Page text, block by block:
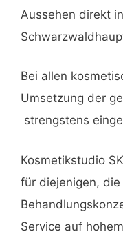
Aussehen direkt
Bei allen
Umsetzung der
strengstens
Kosmetikstudio
für diejenigen,
Service auf